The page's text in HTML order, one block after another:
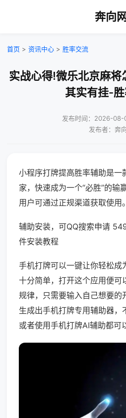
奔向网
首页 > 资讯中心 > 胜率交流
实战心得!微乐北京麻将
其实有挂-
发布时间：2026-08-
发布者：奔
小程序打牌提高胜率辅助是一
家，快速成为一个“必胜”的输
用户可通过正规渠道获取使用。
辅助安装，可QQ搜索申请
件安装教程
手机打牌可以一键让你轻松成
十分简单，打开这个应用便可
规律，只需要输入自己想要的
生成出手机打牌专用辅助器，
或者使用手机打牌AI辅助都可